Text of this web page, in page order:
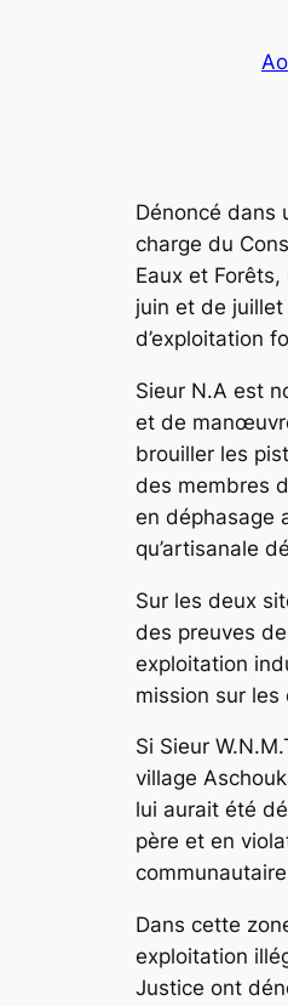
Dénoncé dans
charge du
Eaux et
juin et de
d’exploitation
Sieur N.A est
et de
brouiller les
des membres
en déphasage
qu’artisanale
Sur les deux
des preuves
exploitation
mission sur
Si Sieur
village
lui aurait été
père et en
Dans cette
exploitation
Justice ont